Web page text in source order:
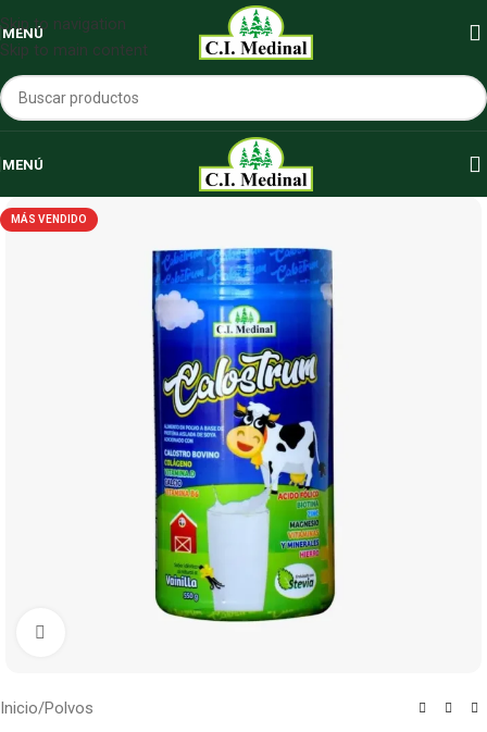
Skip to navigation
Skip to main content
MENÚ
MENÚ
MÁS VENDIDO
Inicio/Polvos